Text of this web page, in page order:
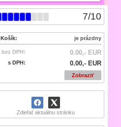
7/10
Košík: je prázdny
bez DPH: 0.00,- EUR
s DPH: 0.00,- EUR
Zobraziť
Zdieľať aktuálnu stránku